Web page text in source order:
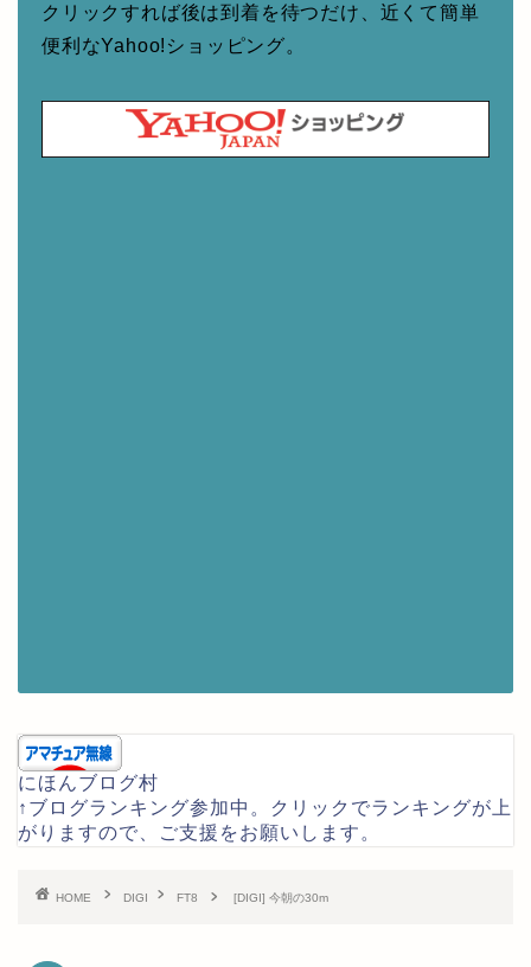
クリックすれば後は到着を待つだけ、近くて簡単
便利なYahoo!ショッピング。
にほんブログ村
↑ブログランキング参加中。クリックでランキングが上
がりますので、ご支援をお願いします。
HOME DIGI FT8 [DIGI] 今朝の30m